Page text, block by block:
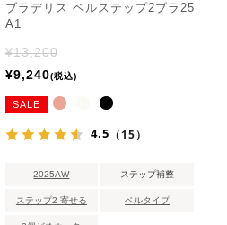
ブラデリス ベルステップ2ブラ25
A1
¥13,200
¥9,240 税込
SALE
4.5 （15）
2025AW ステップ補整
ステップ2 寄せる ベルタイプ